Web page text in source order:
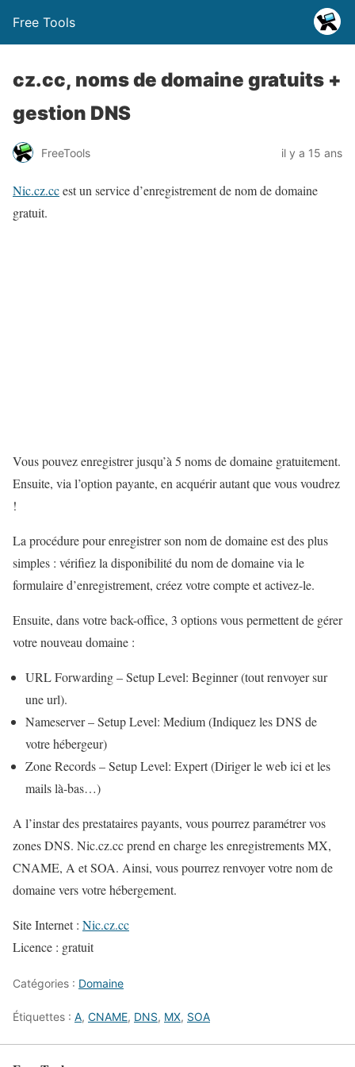
Free Tools
cz.cc, noms de domaine gratuits +
gestion DNS
FreeTools il y a 15 ans
Nic.cz.ccest un service d’enregistrement de nom de domaine
gratuit.
Vous pouvez enregistrer jusqu’à 5 noms de domaine gratuitement.
Ensuite, via l’option payante, en acquérir autant que vous voudrez
!
La procédure pour enregistrer son nom de domaine est des plus
simples : vérifiez la disponibilité du nom de domaine via le
formulaire d’enregistrement, créez votre compte et activez-le.
Ensuite, dans votre back-office, 3 options vous permettent de gérer
votre nouveau domaine :
URL Forwarding – Setup Level: Beginner (tout renvoyer sur
une url).
Nameserver – Setup Level: Medium (Indiquez les DNS de
votre hébergeur)
Zone Records – Setup Level: Expert (Diriger le web ici et les
mails là-bas…)
A l’instar des prestataires payants, vous pourrez paramétrer vos
zones DNS. Nic.cz.cc prend en charge les enregistrements MX,
CNAME, A et SOA. Ainsi, vous pourrez renvoyer votre nom de
domaine vers votre hébergement.
Site Internet : Nic.cz.cc
Licence : gratuit
Catégories : Domaine
Étiquettes : A, CNAME, DNS, MX, SOA